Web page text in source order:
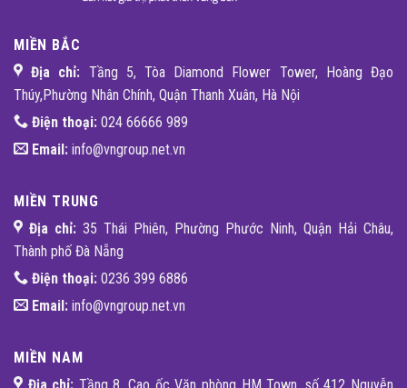
MIỀN BẮC
Địa chỉ: Tầng 5, Tòa Diamond Flower Tower, Hoàng Đạo
Thúy,Phường Nhân Chính, Quận Thanh Xuân, Hà Nội
Điện thoại: 024 66666 989
Email: info@vngroup.net.vn
MIỀN TRUNG
Địa chỉ: 35 Thái Phiên, Phường Phước Ninh, Quận Hải Châu,
Thành phố Đà Nẵng
Điện thoại: 0236 399 6886
Email: info@vngroup.net.vn
MIỀN NAM